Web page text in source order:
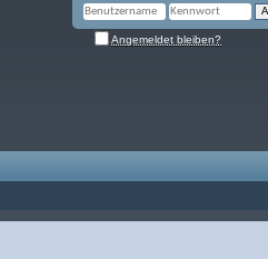
Angemeldet bleiben?